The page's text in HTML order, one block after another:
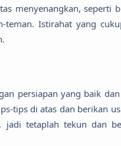
menyenangkan, seperti
Istirahat yang
persiapan yang baik
tips di atas dan berikan
tetaplah tekun dan